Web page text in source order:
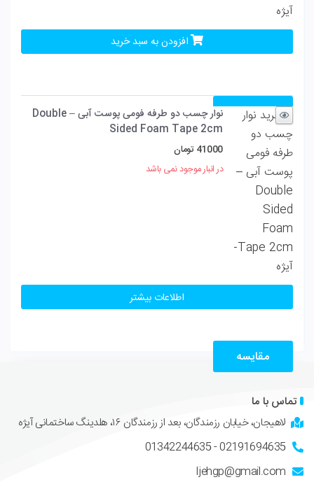
افزودن به سبد خرید
مقایسه
نوار چسب دو طرفه فومی پوست آبی – Double
Sided Foam Tape 2cm
41000 تومان
در انبار موجود نمی باشد
اطلاعات بیشتر
مقایسه
تماس با ما
لاهیجان، خیابان رزمندگان، بعد از رزمندگان ۱۶، هلدینگ ساختمانی آیژه
02191694635 - 01342244635
Ijehgp@gmail.com